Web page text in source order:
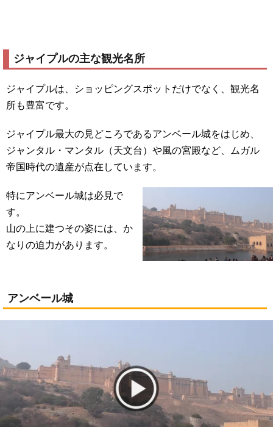
ジャイプルの主な観光名所
ジャイプルは、ショッピングスポットだけでなく、観光名
所も豊富です。
ジャイプル最大の見どころであるアンベール城をはじめ、
ジャンタル・マンタル（天文台）や風の宮殿など、ムガル
帝国時代の遺産が点在しています。
特にアンベール城は必見で
す。
山の上に建つその姿には、か
なりの迫力があります。
アンベール城